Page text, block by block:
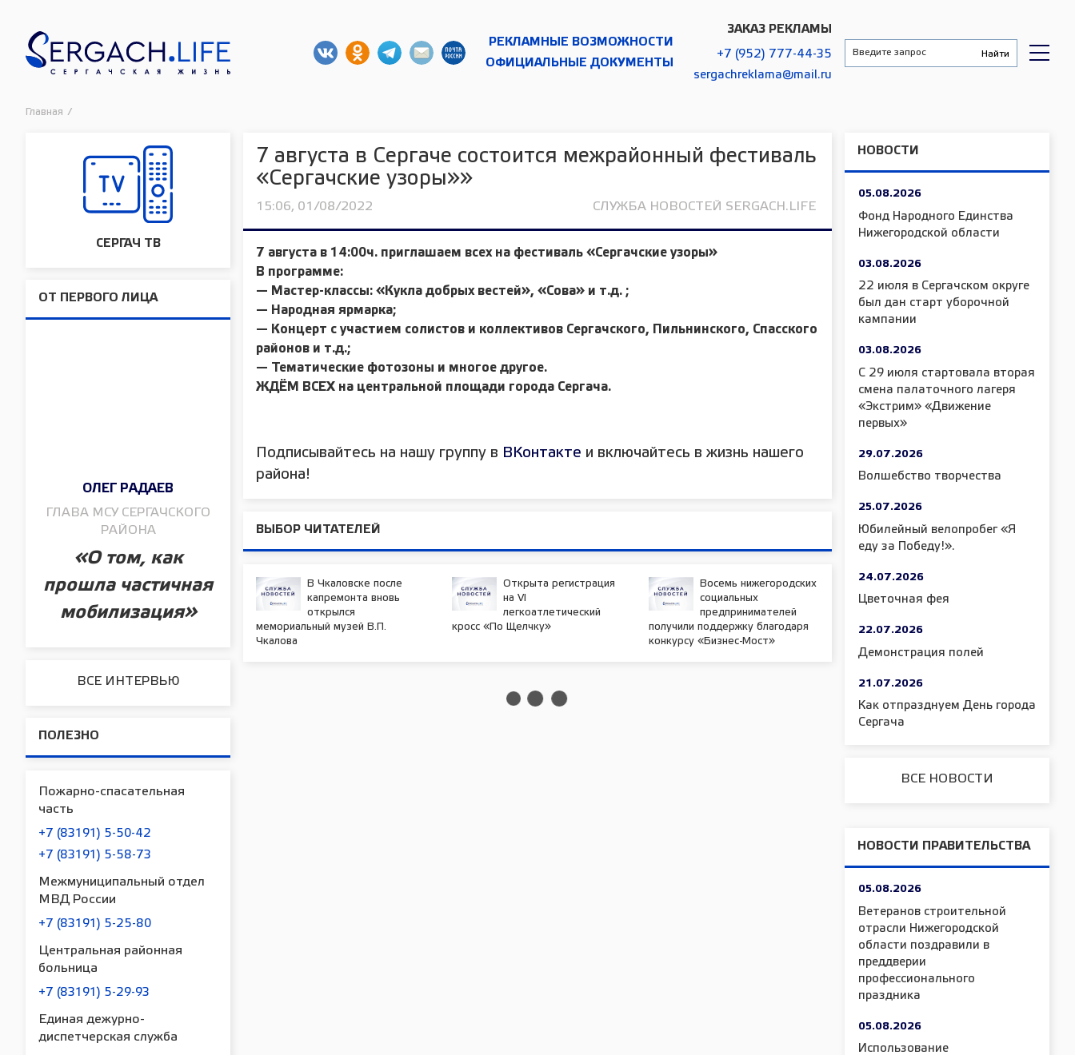
РЕКЛАМНЫЕ ВОЗМОЖНОСТИ
ОФИЦИАЛЬНЫЕ ДОКУМЕНТЫ
ЗАКАЗ РЕКЛАМЫ
+7 (952) 777-44-35
sergachreklama@mail.ru
Главная /
СЕРГАЧ ТВ
ОТ ПЕРВОГО ЛИЦА
ОЛЕГ РАДАЕВ
ГЛАВА МСУ СЕРГАЧСКОГО
РАЙОНА
«О том, как
прошла частичная
мобилизация»
ВСЕ ИНТЕРВЬЮ
ПОЛЕЗНО
Пожарно-спасательная
часть
+7 (83191) 5-50-42
+7 (83191) 5-58-73
Межмуниципальный отдел
МВД России
+7 (83191) 5-25-80
Центральная районная
больница
+7 (83191) 5-29-93
Единая дежурно-
диспетчерская служба
7 августа в Сергаче состоится межрайонный фестиваль
«Сергачские узоры»»
15:06, 01/08/2022 СЛУЖБА НОВОСТЕЙ SERGACH.LIFE
7 августа в 14:00ч. приглашаем всех на фестиваль «Сергачские узоры»
В программе:
— Мастер-классы: «Кукла добрых вестей», «Сова» и т.д. ;
— Народная ярмарка;
— Концерт с участием солистов и коллективов Сергачского, Пильнинского, Спасского
районов и т.д.;
— Тематические фотозоны и многое другое.
ЖДЁМ ВСЕХ на центральной площади города Сергача.
Подписывайтесь на нашу группу в ВКонтакте и включайтесь в жизнь нашего
района!
ВЫБОР ЧИТАТЕЛЕЙ
В Чкаловске после
капремонта вновь
открылся
мемориальный музей В.П.
Чкалова
Открыта регистрация
на VI
легкоатлетический
кросс «По Щелчку»
Восемь нижегородских
социальных
предпринимателей
получили поддержку благодаря
конкурсу «Бизнес-Мост»
НОВОСТИ
05.08.2026
Фонд Народного Единства
Нижегородской области
03.08.2026
22 июля в Сергачском округе
был дан старт уборочной
кампании
03.08.2026
С 29 июля стартовала вторая
смена палаточного лагеря
«Экстрим» «Движение
первых»
29.07.2026
Волшебство творчества
25.07.2026
Юбилейный велопробег «Я
еду за Победу!».
24.07.2026
Цветочная фея
22.07.2026
Демонстрация полей
21.07.2026
Как отпразднуем День города
Сергача
ВСЕ НОВОСТИ
НОВОСТИ ПРАВИТЕЛЬСТВА
05.08.2026
Ветеранов строительной
отрасли Нижегородской
области поздравили в
преддверии
профессионального
праздника
05.08.2026
Использование